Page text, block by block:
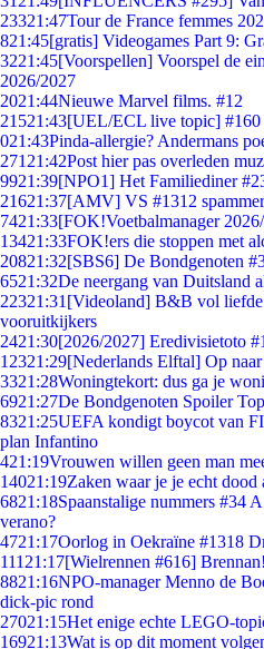
23321:47Tour de France femmes
821:45[gratis] Videogames Part 9:
3221:45[Voorspellen] Voorspel de
2026/2027
2021:44Nieuwe Marvel films. #12
21521:43[UEL/ECL live topic]
021:43Pinda-allergie? Andermans
271 21:42Post hier pas overleden
9921:39[NPO1] Het Familiediner
21621:37[AMV] VS #1312
7421:33[FOK!Voetbalmanager
13421:33FOK!ers die stoppen met
20821:32[SBS6] De Bondgenoten
6521:32De neergang van Duitsland
22321:31 [Videoland] B&B vol liefde
vooruitkijkers
2421:30[2026/2027] Eredivisietoto #1
12321:29[Nederlands Elftal] Op
3321:28Woningtekort: dus ga je
6921:27De Bondgenoten Spoiler
8321:25UEFA kondigt boycot van
plan Infantino
421:19Vrouwen willen geen man
14021:19Zaken waar je je echt
6821:18Spaanstalige nummers #34
verano?
4721:17Oorlog in Oekraïne #1318
111 21:17[Wielrennen #616] Brennan!
8821:16NPO-manager Menno de
dick-pic rond
27021:15Het enige echte LEGO-
16921:13Wat is op dit moment